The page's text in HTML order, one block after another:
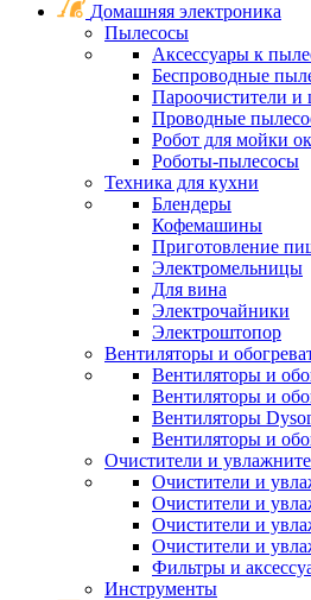
Домашняя электроника
Пылесосы
Аксессуары к
Беспроводные
Пароочистители
Проводные
Робот для мойки
Роботы-пылесосы
Техника для кухни
Блендеры
Кофемашины
Приготовление
Электромельницы
Для вина
Электрочайники
Электроштопор
Вентиляторы и
Вентиляторы и
Вентиляторы и
Вентиляторы
Вентиляторы и
Очистители и
Очистители и
Очистители и
Очистители и
Очистители и
Фильтры и
Инструменты